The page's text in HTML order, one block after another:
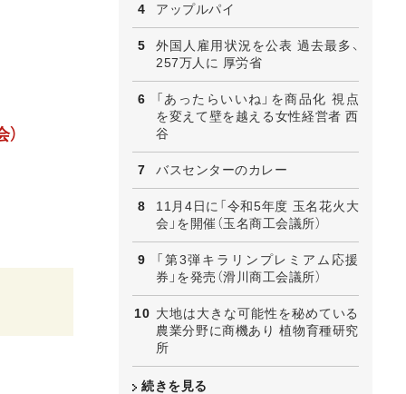
アップルパイ
外国人雇用状況を公表 過去最多、
257万人に 厚労省
「あったらいいね」を商品化 視点
を変えて壁を越える女性経営者 西
谷
バスセンターのカレー
11月4日に「令和5年度 玉名花火大
会」を開催（玉名商工会議所）
「第3弾キラリンプレミアム応援
券」を発売（滑川商工会議所）
大地は大きな可能性を秘めている
農業分野に商機あり 植物育種研究
所
続きを見る